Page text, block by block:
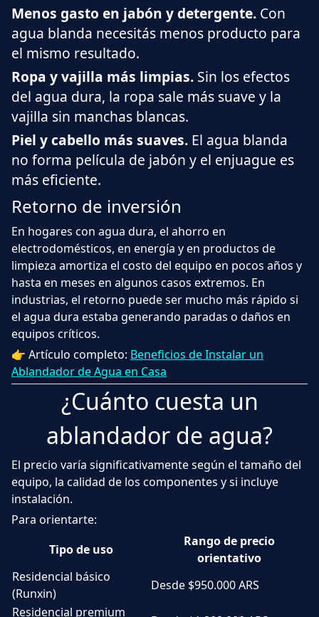
Menos gasto en jabón y detergente. Con
agua blanda necesitás menos producto para
el mismo resultado.
Ropa y vajilla más limpias. Sin los efectos
del agua dura, la ropa sale más suave y la
vajilla sin manchas blancas.
Piel y cabello más suaves. El agua blanda
no forma película de jabón y el enjuague es
más eficiente.
Retorno de inversión
En hogares con agua dura, el ahorro en
electrodomésticos, en energía y en productos de
limpieza amortiza el costo del equipo en pocos años y
hasta en meses en algunos casos extremos. En
industrias, el retorno puede ser mucho más rápido si
el agua dura estaba generando paradas o daños en
equipos críticos.
👉 Artículo completo: Beneficios de Instalar un
Ablandador de Agua en Casa
¿Cuánto cuesta un
ablandador de agua?
El precio varía significativamente según el tamaño del
equipo, la calidad de los componentes y si incluye
instalación.
Para orientarte:
Tipo de uso
Rango de precio
orientativo
Residencial básico
(Runxin)
Desde $950.000 ARS
Residencial premium